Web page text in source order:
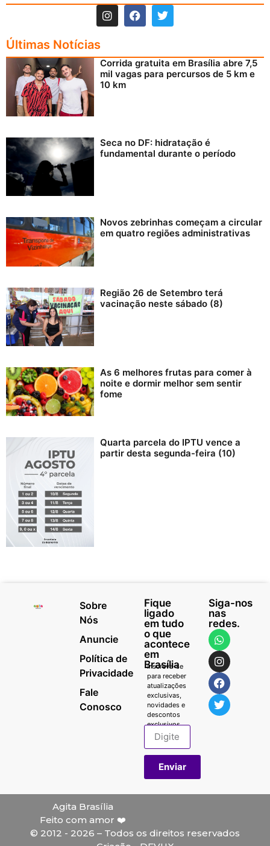
Últimas Notícias
Corrida gratuita em Brasília abre 7,5
mil vagas para percursos de 5 km e
10 km
Seca no DF: hidratação é
fundamental durante o período
Novos zebrinhas começam a circular
em quatro regiões administrativas
Região 26 de Setembro terá
vacinação neste sábado (8)
As 6 melhores frutas para comer à
noite e dormir melhor sem sentir
fome
Quarta parcela do IPTU vence a
partir desta segunda-feira (10)
Sobre
Nós
Anuncie
Política de
Privacidade
Fale
Conosco
Fique
ligado
em tudo
o que
acontece
em
Brasília
Inscreva-se
para receber
atualizações
exclusivas,
novidades e
descontos
exclusivos.
Enviar
Siga-nos
nas
redes.
Agita Brasília
Feito com amor ❤️
© 2012 - 2026 – Todos os direitos reservados